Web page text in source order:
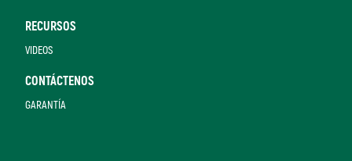
RECURSOS
VIDEOS
CONTÁCTENOS
GARANTÍA